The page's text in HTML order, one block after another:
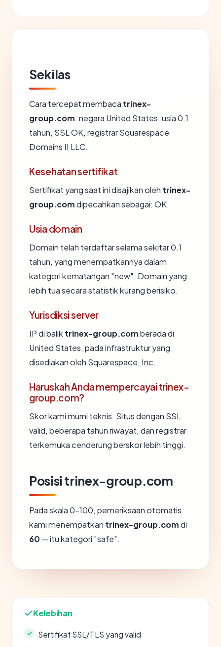
Sekilas
Cara tercepat membaca trinex-
group.com: negara United States, usia 0.1
tahun, SSL OK, registrar Squarespace
Domains II LLC.
Kesehatan sertifikat
Sertifikat yang saat ini disajikan oleh trinex-
group.comdipecahkan sebagai: OK.
Usia domain
Domain telah terdaftar selama sekitar 0.1
tahun, yang menempatkannya dalam
kategori kematangan "new". Domain yang
lebih tua secara statistik kurang berisiko.
Yurisdiksi server
IP di balik trinex-group.comberada di
United States, pada infrastruktur yang
disediakan oleh Squarespace, Inc..
Haruskah Anda mempercayai trinex-
group.com?
Skor kami murni teknis. Situs dengan SSL
valid, beberapa tahun riwayat, dan registrar
terkemuka cenderung berskor lebih tinggi.
Posisi trinex-group.com
Pada skala 0-100, pemeriksaan otomatis
kami menempatkan trinex-group.comdi
60 — itu kategori "safe".
Kelebihan
Sertifikat SSL/TLS yang valid